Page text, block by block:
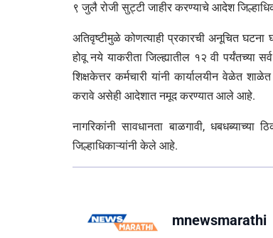
९ जुलै रोजी सुट्टी जाहीर करण्याचे आदेश
अतिवृष्टीमुळे कोणत्याही प्रकारची अनूचित घटना
होवू नये याकरीता जिल्ह्यातील १२ वी पर्यंतच्या
शिक्षकेत्तर कर्मचारी यांनी कार्यालयीन वेळेत
करावे असेही आदेशात नमूद करण्यात आले आहे.
नागरिकांनी सावधानता बाळगावी,
जिल्हाधिकाऱ्यांनी केले आहे.
mnewsmarathi